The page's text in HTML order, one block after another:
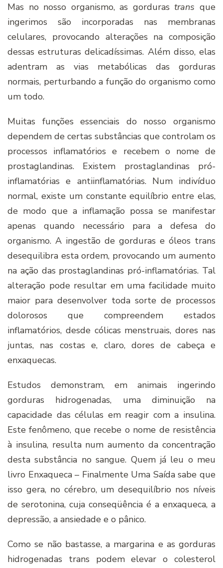
Mas no nosso organismo, as gordurastrans que
ingerimos são incorporadas nas membranas
celulares, provocando alterações na composição
dessas estruturas delicadí­ssimas. Além disso, elas
adentram as vias metabólicas das gorduras
normais, perturbando a função do organismo como
um todo.
Muitas funções essenciais do nosso organismo
dependem de certas substâncias que controlam os
processos inflamatórios e recebem o nome de
prostaglandinas. Existem prostaglandinas pró-
inflamatórias e antiinflamatórias. Num indiví­duo
normal, existe um constante equilí­brio entre elas,
de modo que a inflamação possa se manifestar
apenas quando necessário para a defesa do
organismo. A ingestão de gorduras e óleos trans
desequilibra esta ordem, provocando um aumento
na ação das prostaglandinas pró-inflamatórias. Tal
alteração pode resultar em uma facilidade muito
maior para desenvolver toda sorte de processos
dolorosos que compreendem estados
inflamatórios, desde cólicas menstruais, dores nas
juntas, nas costas e, claro, dores de cabeça e
enxaquecas.
Estudos demonstram, em animais ingerindo
gorduras hidrogenadas, uma diminuição na
capacidade das células em reagir com a insulina.
Este fenômeno, que recebe o nome de resistência
à insulina, resulta num aumento da concentração
desta substância no sangue. Quem já leu o meu
livro Enxaqueca – Finalmente Uma Saí­da sabe que
isso gera, no cérebro, um desequilí­brio nos ní­veis
de serotonina, cuja conseqüência é a enxaqueca, a
depressão, a ansiedade e o pânico.
Como se não bastasse, a margarina e as gorduras
hidrogenadas trans podem elevar o colesterol